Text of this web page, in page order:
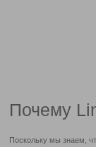
Почему
Поскольку мы знаем,